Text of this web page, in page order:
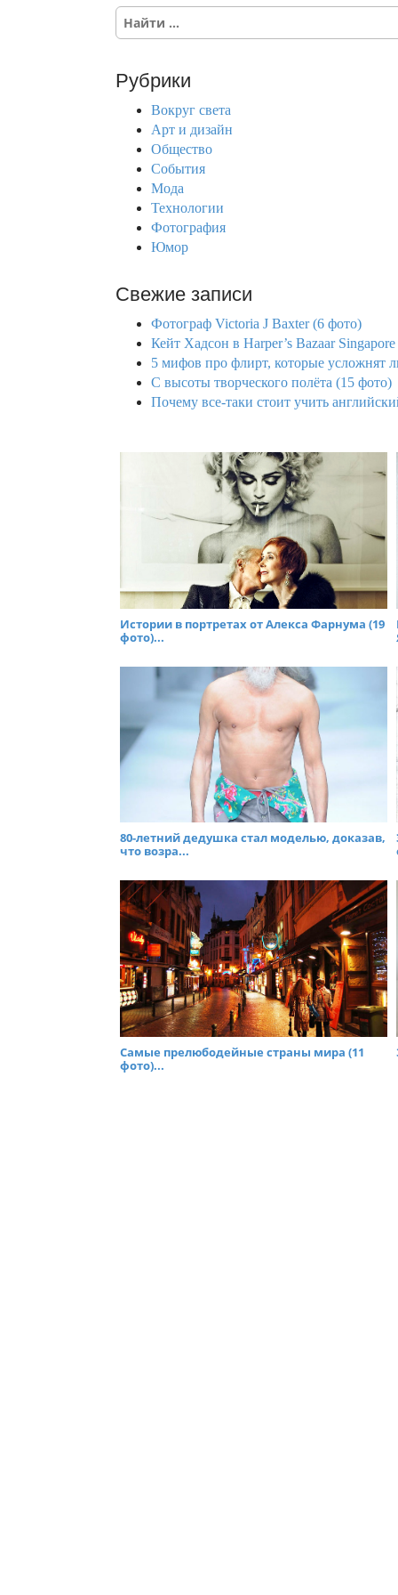
S
e
c
Рубрики
Вокруг света
Арт и дизайн
Общество
События
Мода
Технологии
Фотография
Юмор
Свежие записи
Фотограф Victoria J Baxter (6 фото)
Кейт Хадсон в Harper’s Bazaar
5 мифов про флирт, которые усложнят
С высоты творческого полёта (15 фото)
Почему все-таки стоит учить
Истории в портретах от Алекса Фарнума (19
фото)...
80-летний дедушка стал моделью, доказав,
что возра...
Самые прелюбодейные страны мира (11
фото)...